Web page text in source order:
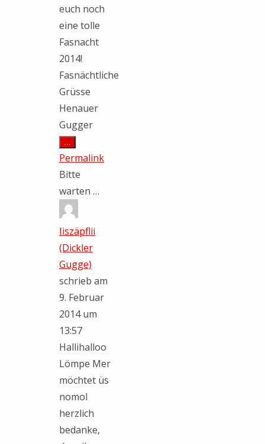
euch noch
eine tolle
Fasnacht
2014!
Fasnächtliche
Grüsse
Henauer
Gugger
...
Metabox
ein-/ausblenden.
Permalink
Bitte
warten …
Iiszäpflii
(Dickler
Gugge)
schrieb am
9. Februar
2014 um
13:57
Hallihalloo
Lömpe Mer
möchtet üs
nomol
herzlich
bedanke,